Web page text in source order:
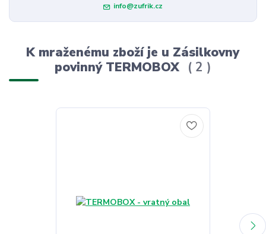
info@zufrik.cz
K mraženému zboží je u Zásilkovny
povinný TERMOBOX
2